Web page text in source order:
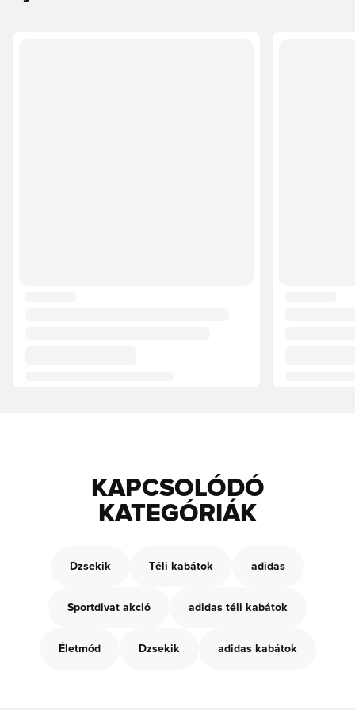
KAPCSOLÓDÓ
KATEGÓRIÁK
Dzsekik Téli kabátok adidas
Sportdivat akció adidas téli kabátok
Életmód Dzsekik adidas kabátok